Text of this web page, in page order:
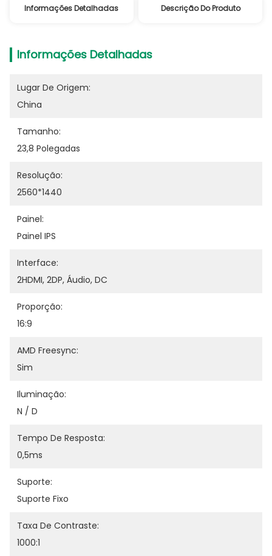
Informações Detalhadas Descrição Do Produto
Informações Detalhadas
Lugar De Origem:
China
Tamanho:
23,8 Polegadas
Resolução:
2560*1440
Painel:
Painel IPS
Interface:
2HDMI, 2DP, Áudio, DC
Proporção:
16:9
AMD Freesync:
Sim
Iluminação:
N / D
Tempo De Resposta:
0,5ms
Suporte:
Suporte Fixo
Taxa De Contraste:
1000:1